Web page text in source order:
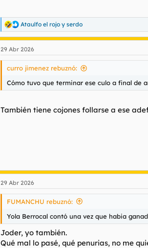
R
e
a
c
c
n
e
:
Ataulfo el rojo y serdo
29 Abr 2026
curro jimenez rebuznó:
Cómo tuvo que terminar ese culo a final de
También tiene cojones follarse a ese
29 Abr 2026
FUMANCHU rebuznó:
Yola Berrocal contó una vez que habia
Joder, yo también.
Qué mal lo pasé, qué penurias, no me